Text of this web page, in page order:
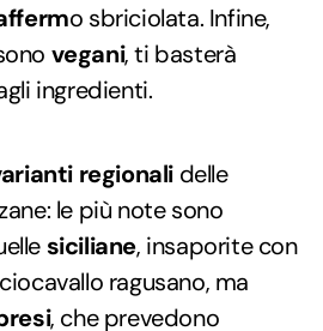
o sbriciolata. Infine,
vegani, ti basterà
ingredienti.
regionali delle
le più note sono
siciliane, insaporite con
ragusano, ma
, che prevedono